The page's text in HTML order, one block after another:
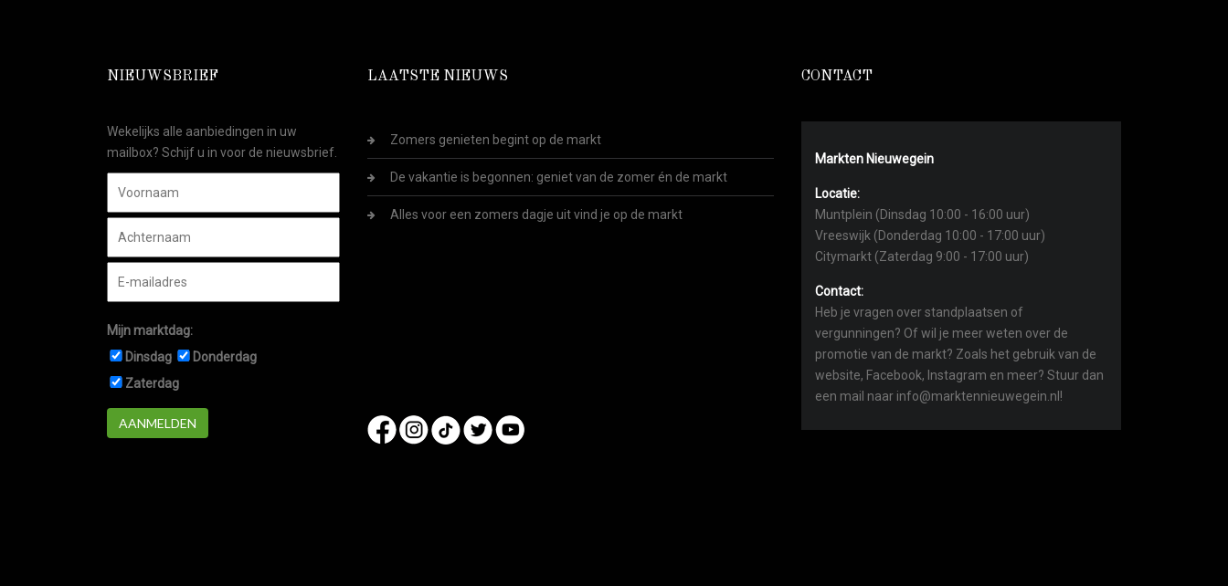
NIEUWSBRIEF
Wekelijks alle aanbiedingen in uw
mailbox? Schijf u in voor de nieuwsbrief.
Mijn marktdag:
Dinsdag
Donderdag
Zaterdag
AANMELDEN
LAATSTE NIEUWS
Zomers genieten begint op de markt
De vakantie is begonnen: geniet van de zomer én de markt
Alles voor een zomers dagje uit vind je op de markt
CONTACT
Markten Nieuwegein
Locatie:
Muntplein (Dinsdag 10:00 - 16:00 uur)
Vreeswijk (Donderdag 10:00 - 17:00 uur)
Citymarkt (Zaterdag 9:00 - 17:00 uur)
Contact:
Heb je vragen over standplaatsen of
vergunningen? Of wil je meer weten over de
promotie van de markt? Zoals het gebruik van de
website, Facebook, Instagram en meer? Stuur dan
een mail naar info@marktennieuwegein.nl!